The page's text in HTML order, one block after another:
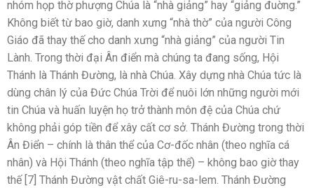
nhóm họp thờ phượng Chúa là “nhà giảng” hay “giảng đuờng.”
Không biết từ bao giờ, danh xưng “nhà thờ” của người Công
Giáo đã thay thế cho danh xưng “nhà giảng” của người Tin
Lành. Trong thời đại Ân điển mà chúng ta đang sống, Hội
Thánh là Thánh Đường, là nhà Chúa. Xây dựng nhà Chúa tức là
dùng chân lý của Đức Chúa Trời để nuôi lớn những người mới
tin Chúa và huấn luyện họ trở thành môn đệ của Chúa chứ
không phải góp tiền để xây cất cơ sở. Thánh Đường trong thời
Ân Điển – chính là thân thể của Cơ-đốc nhân (theo nghĩa cá
nhân) và Hội Thánh (theo nghĩa tập thể) – không bao giờ thay
thế [7] Thánh Đường vật chất Giê-ru-sa-lem. Thánh Đường